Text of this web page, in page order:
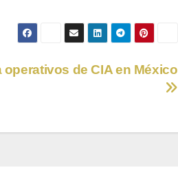
de CIA en México